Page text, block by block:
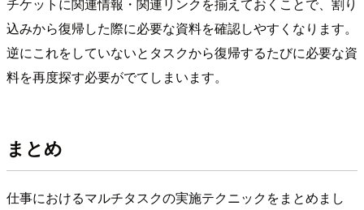
込みから復帰した際に必要な資料を確認しやすくなります。
逆にこれをしていないとタスクから復帰するたびに必要な資
料を再度探す必要がでてしまいます。
まとめ
仕事におけるマルチタスクの実施テクニックをまとめまし